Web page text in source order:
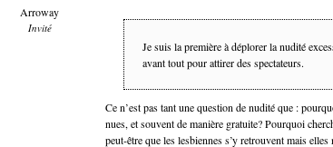
Arroway
Invité
Je suis la première à déplorer la nudité
avant tout pour attirer des spectateurs.
Ce n’est pas tant une question de nudité que :
nues, et souvent de manière gratuite? Pourquoi
peut-être que les lesbiennes s’y retrouvent mais